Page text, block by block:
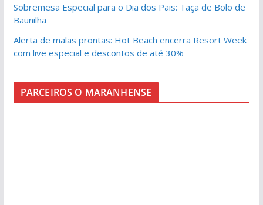
Sobremesa Especial para o Dia dos Pais: Taça de Bolo de
Baunilha
Alerta de malas prontas: Hot Beach encerra Resort Week
com live especial e descontos de até 30%
PARCEIROS O MARANHENSE